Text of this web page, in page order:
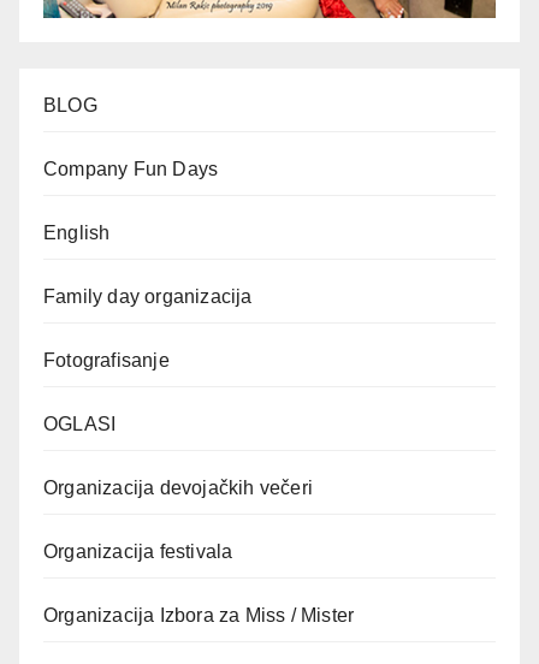
BLOG
Company Fun Days
English
Family day organizacija
Fotografisanje
OGLASI
Organizacija devojačkih večeri
Organizacija festivala
Organizacija Izbora za Miss / Mister